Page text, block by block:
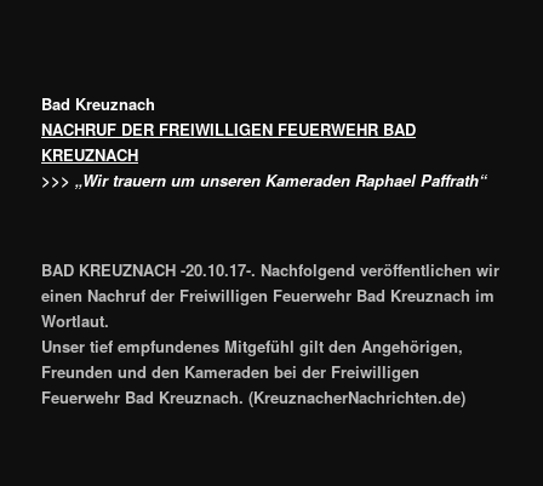
Bad Kreuznach
NACHRUF DER FREIWILLIGEN FEUERWEHR BAD
KREUZNACH
>>> „Wir trauern um unseren Kameraden Raphael Paffrath“
BAD KREUZNACH -20.10.17-. Nachfolgend veröffentlichen wir
einen Nachruf der Freiwilligen Feuerwehr Bad Kreuznach im
Wortlaut.
Unser tief empfundenes Mitgefühl gilt den Angehörigen,
Freunden und den Kameraden bei der Freiwilligen
Feuerwehr Bad Kreuznach.(KreuznacherNachrichten.de)